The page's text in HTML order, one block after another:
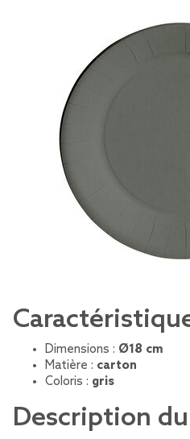
Dimensions : Ø18 cm
Matière : carton
Coloris : gris
Description